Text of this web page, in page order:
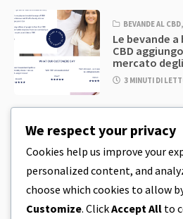
BEVANDE AL CBD,
Le bevande a
CBD
mercato
3 MINUTI DI
CBD EDIBLES
Pasta per
commestibili
semplici da
5 MINUTI DI
We respect your privacy
Cookies help us improve your
personalized content, and
choose which cookies to allow
Customize. ClickAccept All to